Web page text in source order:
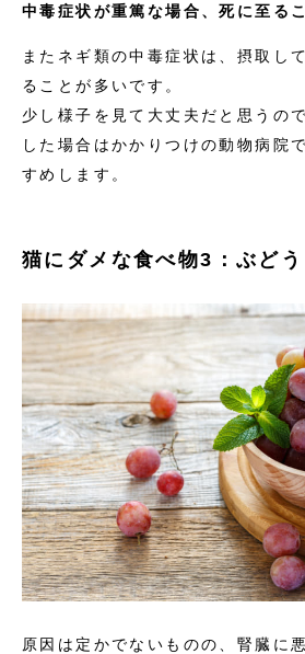
中毒症状が重篤な場合、死に至る
またネギ類の中毒症状は、摂取し
ることが多いです。
少し様子を見て大丈夫だと思うの
した場合はかかりつけの動物病院
すめします。
猫にダメな食べ物3：ぶど
原因は定かでないものの、腎臓に